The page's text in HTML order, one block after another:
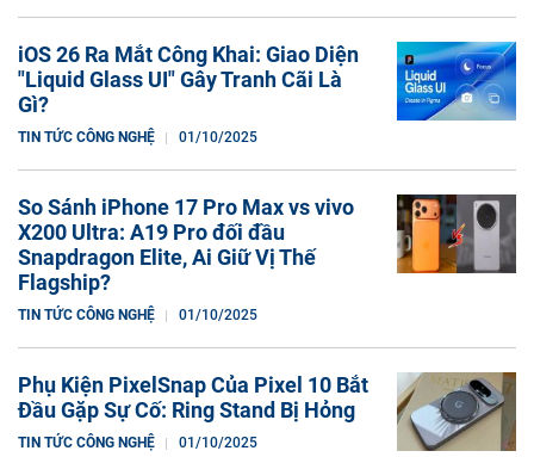
iOS 26 Ra Mắt Công Khai: Giao Diện
"Liquid Glass UI" Gây Tranh Cãi Là
Gì?
TIN TỨC CÔNG NGHỆ 01/10/2025
So Sánh iPhone 17 Pro Max vs vivo
X200 Ultra: A19 Pro đối đầu
Snapdragon Elite, Ai Giữ Vị Thế
Flagship?
TIN TỨC CÔNG NGHỆ 01/10/2025
Phụ Kiện PixelSnap Của Pixel 10 Bắt
Đầu Gặp Sự Cố: Ring Stand Bị Hỏng
TIN TỨC CÔNG NGHỆ 01/10/2025